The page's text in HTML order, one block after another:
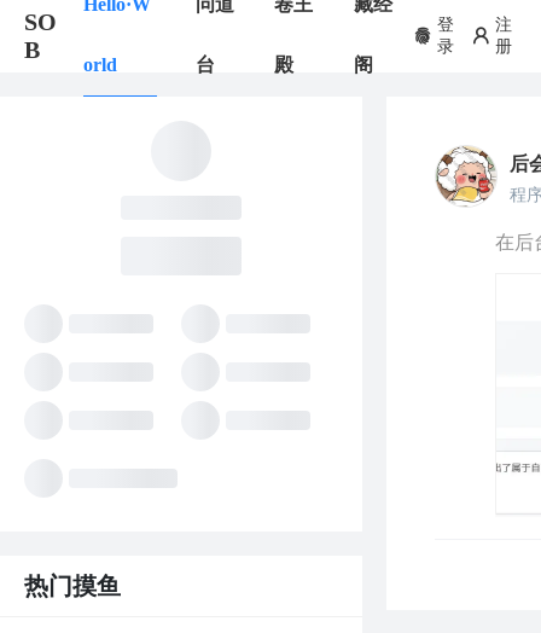
SO
B
Hello·W
orld
问道
台
卷王
殿
藏经
阁
登
录
注
册
热门摸鱼
后
程
在后